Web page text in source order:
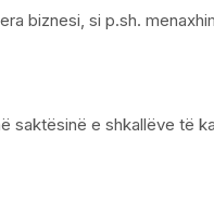
biznesi, si p.sh.
e shkallëve të